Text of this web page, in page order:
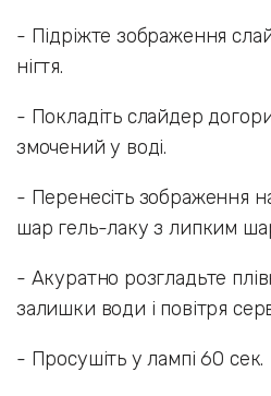
- Підріжте зображення
нігтя.
- Покладіть слайдер
змочений у воді.
- Перенесіть зображення
шар гель-лаку з липким
- Акуратно розгладьте
залишки води і повітря
- Просушіть у лампі 60 сек.